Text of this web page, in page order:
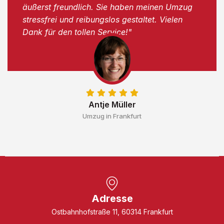
Antje Müller
Umzug in Frankfurt
äußerst freundlich. Sie haben meinen Umzug
stressfrei und reibungslos gestaltet. Vielen
Dank für den tollen Service!"
Adresse
Ostbahnhofstraße 11, 60314 Frankfurt